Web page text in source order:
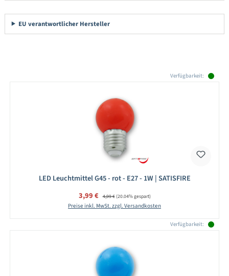
EU verantwortlicher Hersteller
Verfügbarkeit:
LED Leuchtmittel G45 - rot - E27 - 1W | SATISFIRE
Verkaufspreis:
3,99 € Regulärer Preis:
4,99 €(20.04% gespart)
Preise inkl. MwSt. zzgl. Versandkosten
Verfügbarkeit: